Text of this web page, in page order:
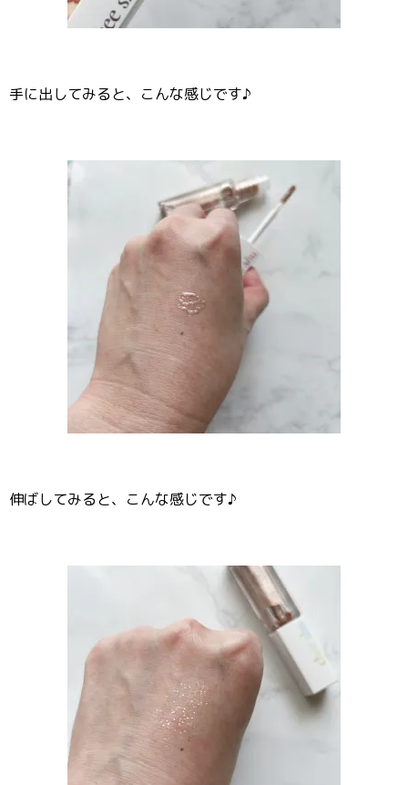
手に出してみると、こんな感じです♪
伸ばしてみると、こんな感じです♪